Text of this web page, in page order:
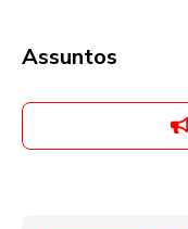
Assuntos